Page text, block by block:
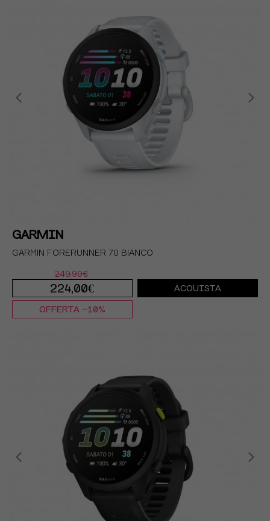
GARMIN
GARMIN FORERUNNER 70 BIANCO
249,99€
224,00€ ACQUISTA
OFFERTA -10%